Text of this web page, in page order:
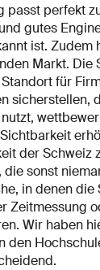
passt perfekt
gutes
ist. Zudem
Markt. Die
für
sicherstellen,
der Schweiz
sonst
in denen die
Zeitmessung
Wir haben
den